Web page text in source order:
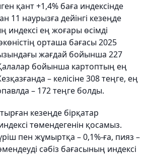
қант +1,4% баға индексінде
11 наурызға дейінгі кезеңде
индексі ең жоғары өсімді
орташа бағасы 2025
жағдай бойынша 227
бойынша картоптың ең
– келісіне 308 теңге, ең
– 172 теңге болды.
кезеңде бірқатар
төмендегенін қосамыз.
пен жұмыртқа – 0,1%-ға, пияз –
сәбіз бағасының индексі